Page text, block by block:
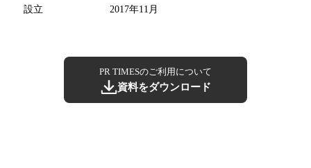
設立
2017年11月
PR TIMESのご利用について
資料をダウンロード